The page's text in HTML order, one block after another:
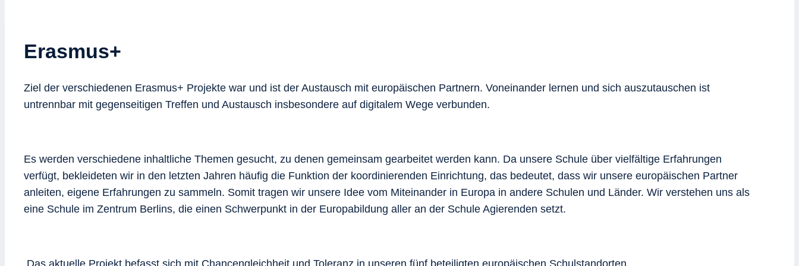
Erasmus+
Ziel der verschiedenen Erasmus+ Projekte war und ist der Austausch mit europäischen Partnern. Voneinander lernen und sich auszutauschen ist
untrennbar mit gegenseitigen Treffen und Austausch insbesondere auf digitalem Wege verbunden.
Es werden verschiedene inhaltliche Themen gesucht, zu denen gemeinsam gearbeitet werden kann. Da unsere Schule über vielfältige Erfahrungen
verfügt, bekleideten wir in den letzten Jahren häufig die Funktion der koordinierenden Einrichtung, das bedeutet, dass wir unsere europäischen Partner
anleiten, eigene Erfahrungen zu sammeln. Somit tragen wir unsere Idee vom Miteinander in Europa in andere Schulen und Länder. Wir verstehen uns als
eine Schule im Zentrum Berlins, die einen Schwerpunkt in der Europabildung aller an der Schule Agierenden setzt.